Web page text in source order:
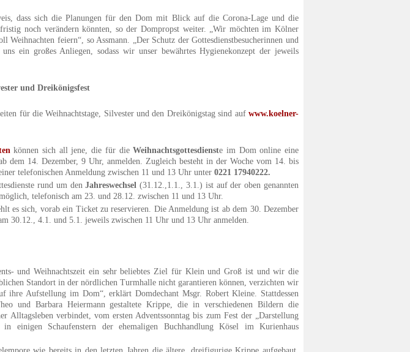
dass sich die Planungen für den Dom mit Blick auf die Corona-Lage und die
noch verändern könnten, so der Dompropst weiter. „Wir möchten im Kölner
Weihnachten feiern“, so Assmann. „Der Schutz der Gottesdienstbesucherinnen und
ein großes Anliegen, sodass wir unser bewährtes Hygienekonzept der jeweils
und Dreikönigsfest
für die Weihnachtstage, Silvester und den Dreikönigstag sind auf www.koelner-
können sich all jene, die für dieWeihnachtsgottesdienste im Dom online eine
dem 14. Dezember, 9 Uhr, anmelden. Zugleich besteht in der Woche vom 14. bis
telefonischen Anmeldung zwischen 11 und 13 Uhr unter 0221 17940222.
rund um denJahreswechsel (31.12.,1.1., 3.1.) ist auf der oben genannten
telefonisch am 23. und 28.12. zwischen 11 und 13 Uhr.
es sich, vorab ein Ticket zu reservieren. Die Anmeldung ist ab dem 30. Dezember
30.12., 4.1. und 5.1. jeweils zwischen 11 Uhr und 13 Uhr anmelden.
und Weihnachtszeit ein sehr beliebtes Ziel für Klein und Groß ist und wir die
Standort in der nördlichen Turmhalle nicht garantieren können, verzichten wir
ihre Aufstellung im Dom“, erklärt Domdechant Msgr. Robert Kleine. Stattdessen
und Barbara Heiermann gestaltete Krippe, die in verschiedenen Bildern die
Alltagsleben verbindet, vom ersten Adventssonntag bis zum Fest der „Darstellung
einigen Schaufenstern der ehemaligen Buchhandlung Kösel im Kurienhaus